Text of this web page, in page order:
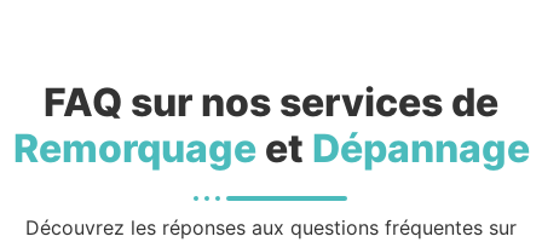
FAQ sur nos services de
Remorquageet Dépannage
Découvrez les réponses aux questions fréquentes sur